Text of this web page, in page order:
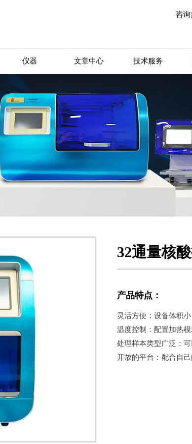
咨询
仪器 文章中心 技术服务
32通量核
产品特点：
灵活方便：设备体积
温度控制：配置加热
处理样本类型广泛：
开放的平台：配合自